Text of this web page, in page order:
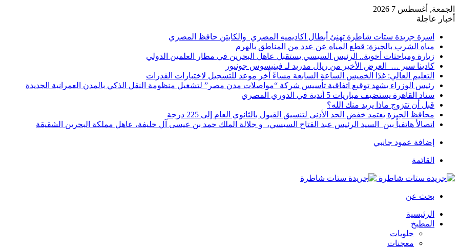
الجمعة, أغسطس 7 2026
أخبار عاجلة
اسرة جريدة ستات شاطرة تهنئ أبطال اكاديميه المصري والكابتن حافظ المصري
مياه الشرب بالجيزة: قطع المياه عن عدد من المناطق بالهرم
زيارة ومباحثات أخوية.. الرئيس السيسي يستقبل عاهل البحرين في مطار العلمين الدولي
كادينا سير … العرض الأخير من ريال مدريد لـ فينيسوس جونيور
التعليم العالي: غدًا الخميس الساعة السابعة مساءً آخر موعد للتسجيل لاختبارات القدرات
رئيس الوزراء يشهد توقيع اتفاقية تأسيس شركة “مواصلات مدن مصر” لتشغيل منظومة النقل الذكي بالمدن العمرانية الجديدة
ستاد القاهرة يستضيف مباريات 5 أندية في الدوري المصري
قبل أن تتزوج ماذا يريد منك الله؟
محافظ الجيزة يعتمد خفض الحد الأدنى لتنسيق القبول بالثانوي العام إلى 225 درجة
اتصالأ هاتفيأ بين السيد الرئيس عبد الفتاح السيسي، و جلالة الملك حمد بن عيسى آل خليفة، عاهل مملكة البحرين الشقيقة
إضافة عمود جانبي
القائمة
بحث عن
الرئيسية
المطبخ
حلويات
معجنات